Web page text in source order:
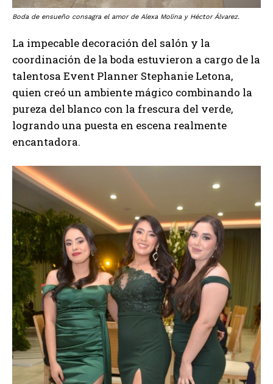
Boda de ensueño consagra el amor de Alexa Molina y Héctor Álvarez.
La impecable decoración del salón y la
coordinación de la boda estuvieron a cargo de la
talentosa Event Planner Stephanie Letona,
quien creó un ambiente mágico combinando la
pureza del blanco con la frescura del verde,
logrando una puesta en escena realmente
encantadora.